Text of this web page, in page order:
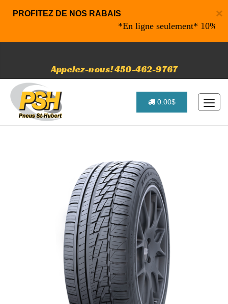
×
PROFITEZ DE NOS RABAIS
*En ligne seulement* 10% de
Appelez-nous! 450-462-9767
0.00$